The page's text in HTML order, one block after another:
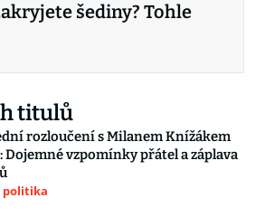
šediny? Tohle
titulů
rozloučení s Milanem Knížákem
Dojemné vzpomínky přátel a záplava
politika